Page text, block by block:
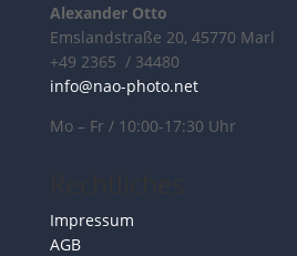
Alexander Otto
Emslandstraße 20, 45770 Marl
+49 2365 / 34480
info@nao-photo.net
Mo – Fr / 10:00-17:30 Uhr
Impressum
AGB